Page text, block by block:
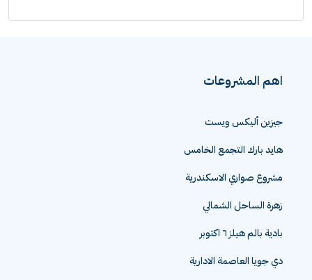
اهم المشروعات
جيزين أليكس ويست
هايد بارك التجمع الخامس
مشروع صواري الاسكندرية
زهرة الساحل الشمالي
بادية بالم هيلز ٦ اكتوبر
دي جويا العاصمة الادارية